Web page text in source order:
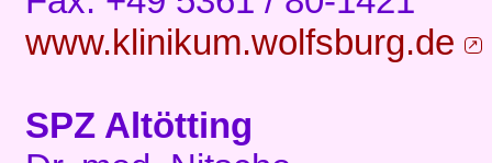
www.klinikum.wolfsburg.de
SPZ Altötting